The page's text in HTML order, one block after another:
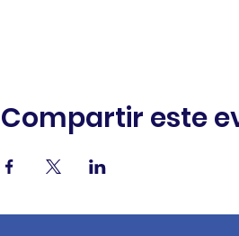
Compartir este